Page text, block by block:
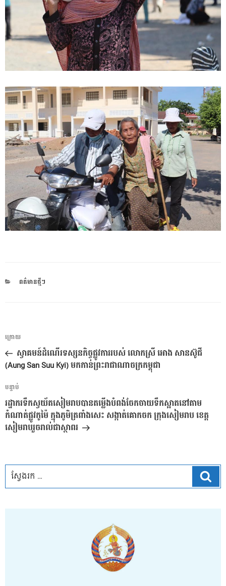
CATEGORIES
ពត៌មានថ្មីៗ
ការ​
នាំទិស​
ប្រកាស
អត្ថបទ
មុន
ក្រោយ
ស្វាគមន៍ដំណើរទស្សនកិច្ចផ្លូវការរបស់ លោកស្រី អោង សានស៊ូជី
(Aung San Suu Kyi) មកកាន់ព្រះរាជាណាចក្រកម្ពុជា
អត្ថបទ
បន្ទាប់
បន្ទាប់
រដ្ឋាករទឹកស្វយ័តសៀមរាបបានតម្លើងបំពង់ចែកចាយទឹកស្អាតនៅតាម
កំណាត់ផ្លូវកូម៉ៃ ក្នុងភូមិត្រពាំងសេះ សង្កាត់គោកចក ក្រុងសៀមរាប ខេត្ត
សៀមរាបរួចរាល់ជាស្ថាពរ